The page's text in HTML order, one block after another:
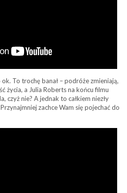
ok. To trochę banał – podróże zmieniają,
życia, a Julia Roberts na końcu filmu
czyż nie? A jednak to całkiem niezły
zachce Wam się pojechać do